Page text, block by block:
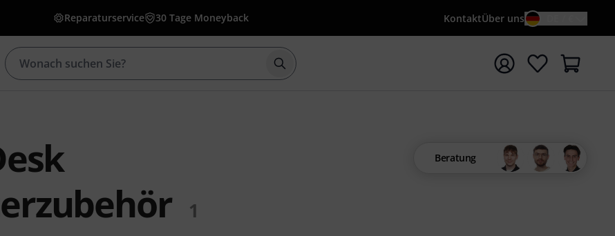
Reparaturservice 30 Tage Moneyback KontaktÜber uns
Suche mit Suchwort {searchTerm} starten
1
Beratung